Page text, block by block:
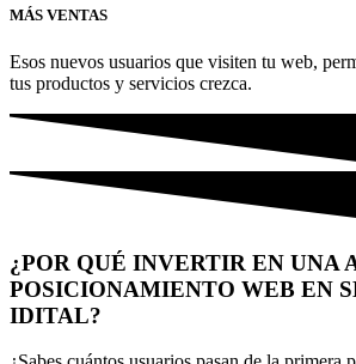
MÁS VENTAS
Esos nuevos usuarios que visiten tu web,
tus productos y servicios crezca.
¿POR QUÉ INVERTIR EN UNA
POSICIONAMIENTO WEB EN
IDITAL?